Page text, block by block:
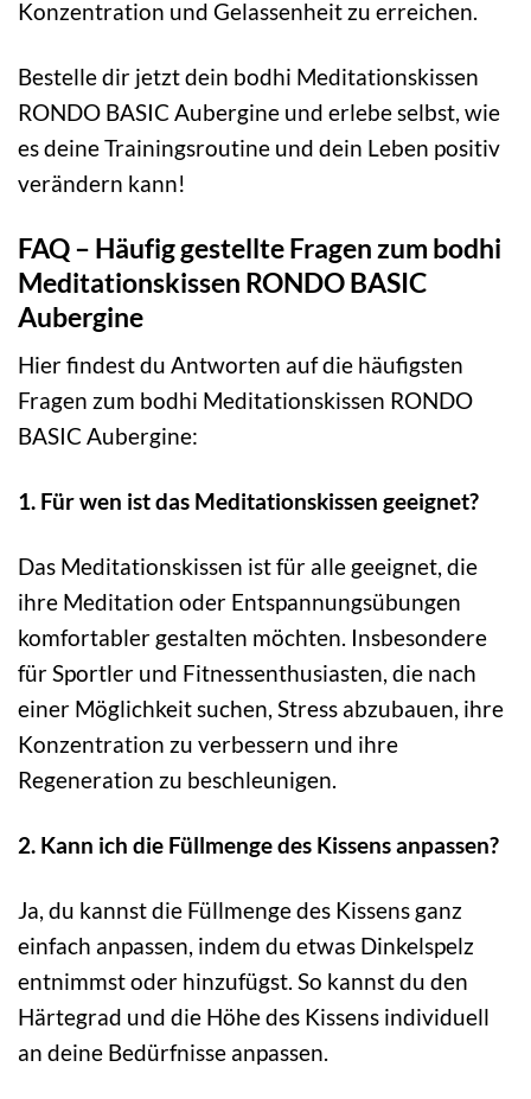
Konzentration und Gelassenheit zu erreichen.
Bestelle dir jetzt dein bodhi Meditationskissen
RONDO BASIC Aubergine und erlebe selbst, wie
es deine Trainingsroutine und dein Leben positiv
verändern kann!
FAQ – Häufig gestellte Fragen zum bodhi
Meditationskissen RONDO BASIC
Aubergine
Hier findest du Antworten auf die häufigsten
Fragen zum bodhi Meditationskissen RONDO
BASIC Aubergine:
1. Für wen ist das Meditationskissen geeignet?
Das Meditationskissen ist für alle geeignet, die
ihre Meditation oder Entspannungsübungen
komfortabler gestalten möchten. Insbesondere
für Sportler und Fitnessenthusiasten, die nach
einer Möglichkeit suchen, Stress abzubauen, ihre
Konzentration zu verbessern und ihre
Regeneration zu beschleunigen.
2. Kann ich die Füllmenge des Kissens anpassen?
Ja, du kannst die Füllmenge des Kissens ganz
einfach anpassen, indem du etwas Dinkelspelz
entnimmst oder hinzufügst. So kannst du den
Härtegrad und die Höhe des Kissens individuell
an deine Bedürfnisse anpassen.